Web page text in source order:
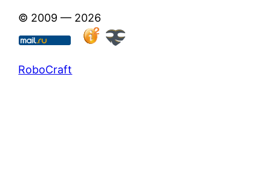
© 2009 — 2026
RoboCraft